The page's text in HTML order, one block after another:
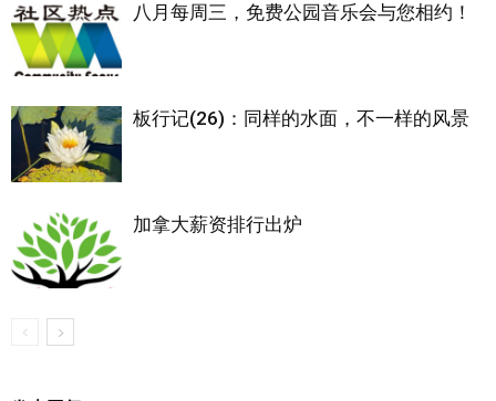
八月每周三，免费公园音乐会与您相约！
板行记(26)：同样的水面，不一样的风景
加拿大薪资排行出炉